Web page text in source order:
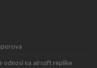
odnosi na airsoft replike